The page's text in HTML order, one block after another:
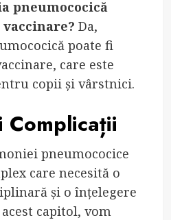
pneumococică
Da,
poate fi
care este
copii și vârstnici.
Complicații
pneumococice
care necesită o
și o înțelegere
capitol, vom